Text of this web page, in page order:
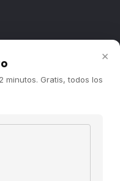
×
minutos. Gratis, todos los